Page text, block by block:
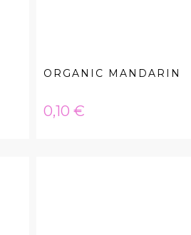
ORGANIC MANDARIN
Hinta
0,10 €